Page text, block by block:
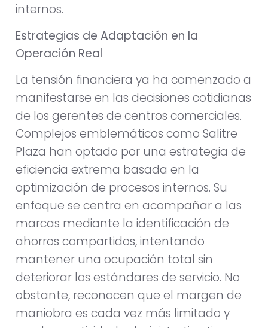
internos.
Estrategias de Adaptación en la
Operación Real
La tensión financiera ya ha comenzado a
manifestarse en las decisiones cotidianas
de los gerentes de centros comerciales.
Complejos emblemáticos como Salitre
Plaza han optado por una estrategia de
eficiencia extrema basada en la
optimización de procesos internos. Su
enfoque se centra en acompañar a las
marcas mediante la identificación de
ahorros compartidos, intentando
mantener una ocupación total sin
deteriorar los estándares de servicio. No
obstante, reconocen que el margen de
maniobra es cada vez más limitado y